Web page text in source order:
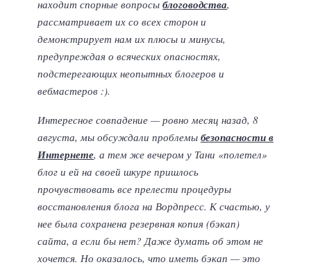
находит спорные вопросы блоговодства,
рассматривает их со всех сторон и
демонстрирует нам их плюсы и минусы,
предупреждая о всяческих опасностях,
подстерегающих неопытных блогеров и
вебмастеров :).
Интересное совпадение — ровно месяц назад, 8
августа, мы обсуждали проблемы безопасности в
Интернете, а тем же вечером у Тани «полетел»
блог и ей на своей шкуре пришлось
прочувствовать все прелести процедуры
восстановления блога на Вордпресс. К счастью, у
нее была сохранена резервная копия (бэкап)
сайта, а если бы нет? Даже думать об этом не
хочется. Но оказалось, что иметь бэкап — это